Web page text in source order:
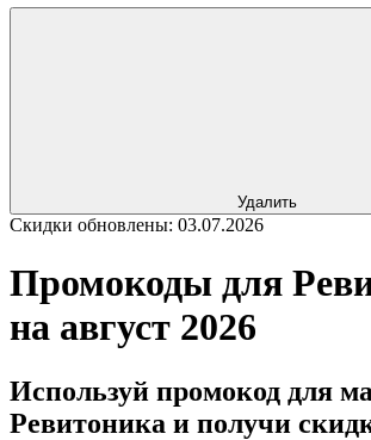
Удалить
Скидки обновлены: 03.07.2026
Промокоды для
на август 2026
Используй промокод для
Ревитоника и получи